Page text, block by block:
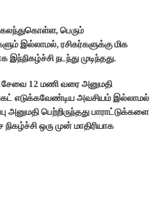
கலந்துகொள்ள, பெரும்
இல்லாமல், ரசிகர்களுக்கு மிக
நடந்து முடிந்தது.
சேவை 12 மணி வரை அனுமதி
எடுக்கவேண்டிய அவசியம் இல்லாமல்
அனுமதி பெற்றிருந்தது பாராட்டுக்களை
ஒரு முன் மாதிரியாக